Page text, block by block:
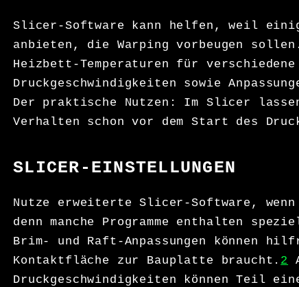
Slicer-Software kann helfen, weil
anbieten, die Warping vorbeugen sollen.
Heizbett-Temperaturen für
Druckgeschwindigkeiten sowie
Der praktische Nutzen: Im Slicer
Verhalten schon vor dem Start des
SLICER-EINSTELLUNGEN
Nutze erweiterte Slicer-Software,
denn manche Programme enthalten
Brim- und Raft-Anpassungen können
Kontaktfläche zur Bauplatte braucht. 2
Druckgeschwindigkeiten können Teil